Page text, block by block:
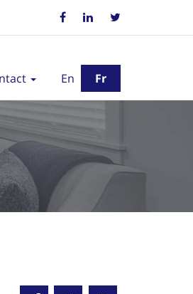
En Fr